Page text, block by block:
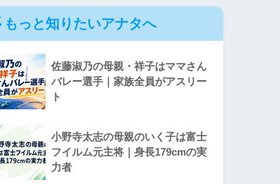
もっと知りたいアナタへ
佐藤淑乃の母親・祥子はママさん
バレー選手｜家族全員がアスリー
ト
小野寺太志の母親のいく子は富士
フイルム元主将｜身長179cmの実
力者